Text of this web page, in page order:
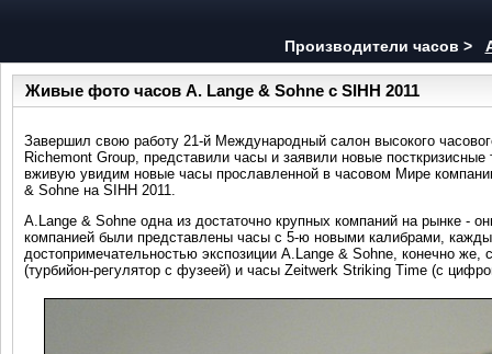
Производители часов >
Живые фото часов A. Lange & Sohne с SIHH 2011
Завершил свою работу 21-й Международный салон высокого
Richemont Group, представили часы и заявили новые
вживую увидим новые часы прославленной в часовом Мире
& Sohne на SIHH 2011.
A.Lange & Sohne одна из достаточно крупных компаний на рынке -
компанией были представлены часы с 5-ю новыми калибрами,
достопримечательностью экспозиции A.Lange & Sohne, конечно
(турбийон-регулятор с фузеей) и часы Zeitwerk Striking Time (с